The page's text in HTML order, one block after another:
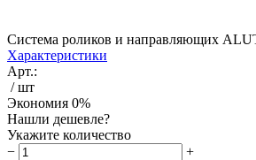
Система роликов и направляющих
Характеристики
Арт.:
/ шт
Экономия 0%
Нашли дешевле?
Укажите количество
−
+